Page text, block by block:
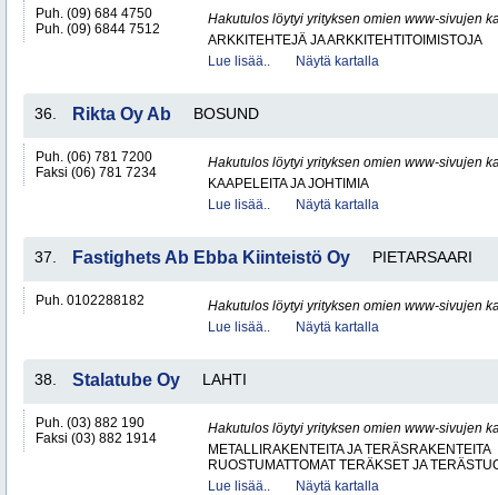
Puh. (09) 684 4750
Puh. (09) 6844 7512
Hakutulos löytyi yrityksen omien www-sivujen
ARKKITEHTEJÄ JA ARKKITEHTITOIMISTOJA
Lue lisää..
Näytä kartalla
36. Rikta Oy Ab BOSUND
Puh. (06) 781 7200
Faksi (06) 781 7234
Hakutulos löytyi yrityksen omien www-sivujen
KAAPELEITA JA JOHTIMIA
Lue lisää..
Näytä kartalla
37. Fastighets Ab Ebba Kiinteistö Oy PIETARSAARI
Puh. 0102288182
Hakutulos löytyi yrityksen omien www-sivujen
Lue lisää..
Näytä kartalla
38. Stalatube Oy LAHTI
Puh. (03) 882 190
Faksi (03) 882 1914
Hakutulos löytyi yrityksen omien www-sivujen
METALLIRAKENTEITA JA TERÄSRAKENTEITA
RUOSTUMATTOMAT TERÄKSET JA
Lue lisää..
Näytä kartalla